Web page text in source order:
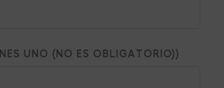
UNO (NO ES OBLIGATORIO))